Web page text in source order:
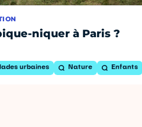
niquer à Paris ?
urbaines Nature Enfants